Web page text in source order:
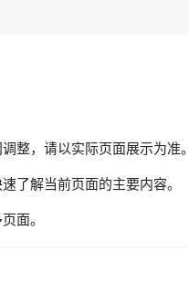
整，请以实际页面展示为准。
了解当前页面的主要内容。
面。